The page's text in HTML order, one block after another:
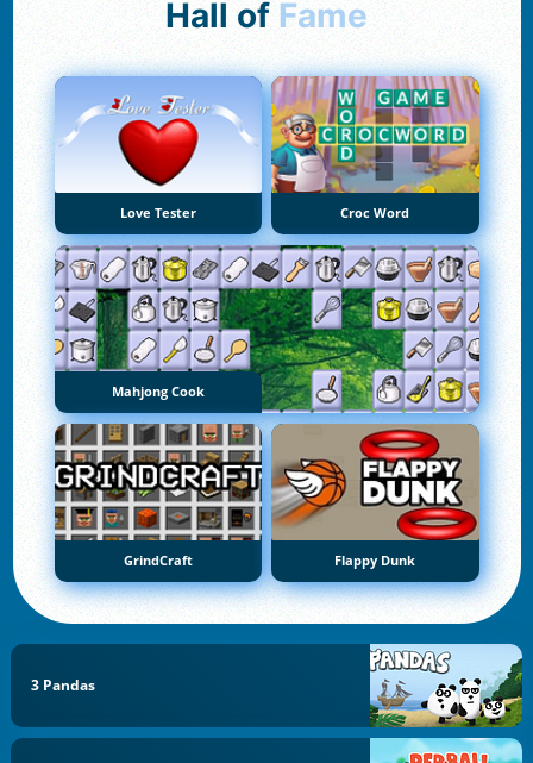
Hall of Fame
Love Tester Croc Word
Mahjong Cook
GrindCraft Flappy Dunk
3 Pandas